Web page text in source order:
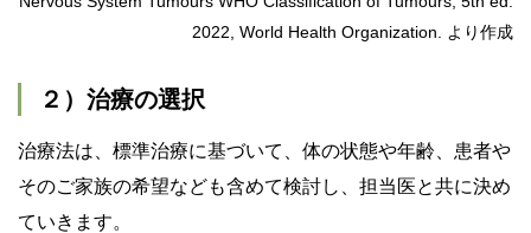
2022, World Health Organization. より作成
２）治療の選択
治療法は、標準治療に基づいて、体の状態や年齢、患者や
そのご家族の希望なども含めて検討し、担当医と共に決め
ていきます。